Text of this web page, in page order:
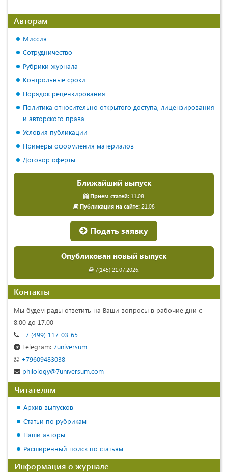
Авторам
Миссия
Сотрудничество
Рубрики журнала
Контрольные сроки
Порядок рецензирования
Политика относительно открытого доступа, лицензирования
и авторского права
Условия публикации
Примеры оформления материалов
Договор оферты
Ближайший выпуск
Прием статей: 11.08
Публикация на сайте:21.08
Подать заявку
Опубликован новый выпуск
7(145) 21.07.2026.
Контакты
Мы будем рады ответить на Ваши вопросы в рабочие дни с
8.00 до 17.00
+7 (499) 117-03-65
Telegram: 7universum
+79609483038
philology@7universum.com
Читателям
Архив выпусков
Статьи по рубрикам
Наши авторы
Расширенный поиск по статьям
Информация о журнале